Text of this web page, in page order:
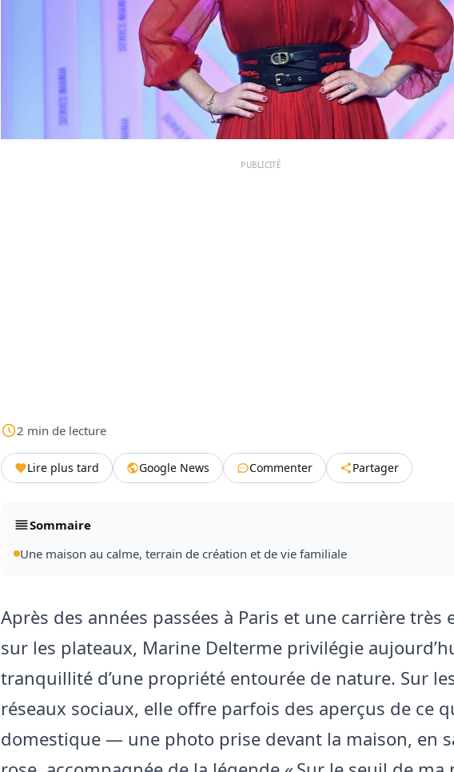
PUBLICITÉ
2 min de lecture
Lire plus tard Google News Commenter Partager
Sommaire
Une maison au calme, terrain de création et de vie familiale
Après des années passées à Paris et une carrière très
sur les plateaux, Marine Delterme privilégie
tranquillité d’une propriété entourée de nature. Sur
réseaux sociaux, elle offre parfois des aperçus de ce
domestique — une photo prise devant la maison, en